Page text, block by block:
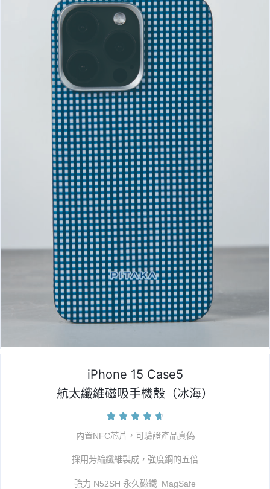
iPhone 15 Case5
航太纖維磁吸手機殼（冰海）
    
內置NFC芯片，可驗證產品真偽
採用芳綸纖維製成，強度鋼的五倍
強力 N52SH 永久磁鐵 MagSafe